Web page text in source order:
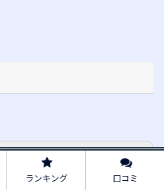
ランキング 口コミ